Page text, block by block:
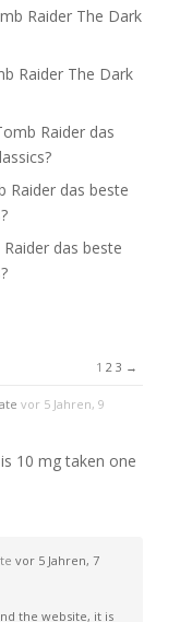
Raider The Dark
Raider The Dark
Raider das
Raider das beste
das beste
1 2 3 →
vor 5 Jahren, 9
10 mg taken one
vor 5 Jahren, 7
the website, it is